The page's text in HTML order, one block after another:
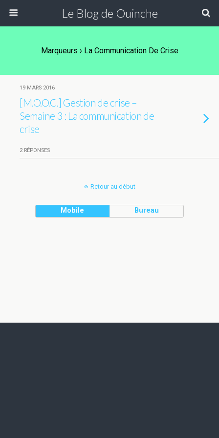
Le Blog de Ouinche
Marqueurs › La Communication De Crise
19 MARS 2016
[M.O.O.C.] Gestion de crise –
Semaine 3 : La communication de
crise
2 RÉPONSES
Retour au début
Mobile Bureau